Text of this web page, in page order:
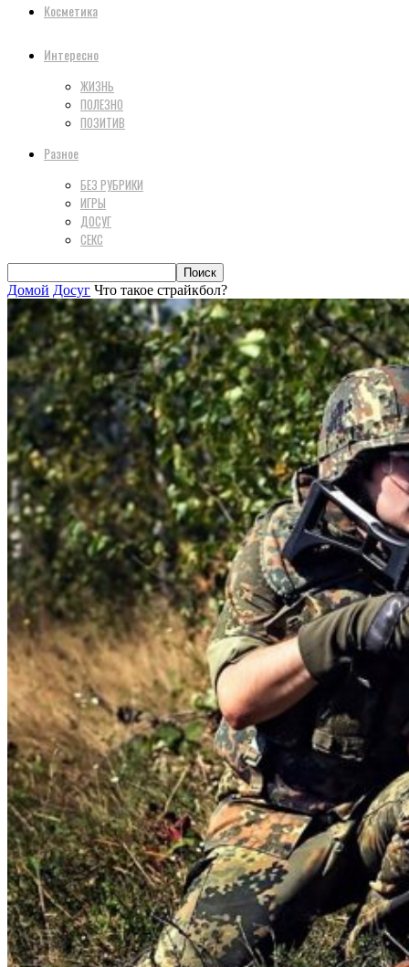
Косметика
Интересно
ЖИЗНЬ
ПОЛЕЗНО
ПОЗИТИВ
Разное
БЕЗ РУБРИКИ
ИГРЫ
ДОСУГ
СЕКС
Домой Досуг Что такое страйкбол?